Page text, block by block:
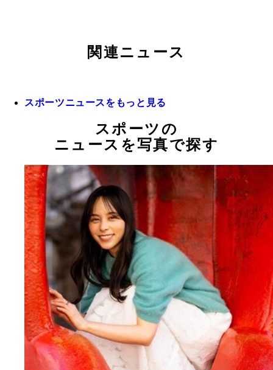
関連ニュース
スポーツニュースをもっと見る
スポーツの
ニュースを写真で探す